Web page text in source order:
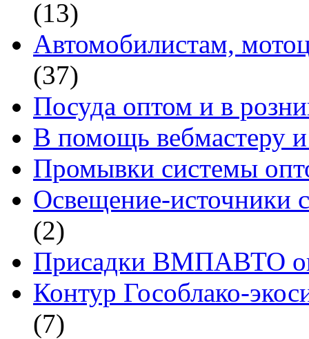
(13)
Автомобилистам,
(37)
Посуда оптом и в
В помощь вебмастеру и
Промывки системы
Освещение-источники
(2)
Присадки ВМПАВТО
Контур Гособлако-
(7)